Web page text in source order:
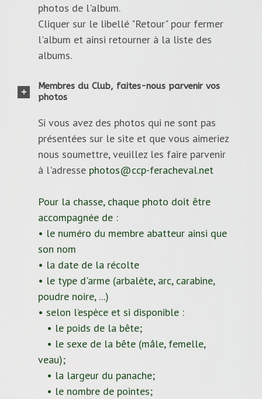
photos de l'album.
Cliquer sur le libellé "Retour" pour fermer
l'album et ainsi retourner à la liste des
albums.
Membres du Club, faites-nous parvenir vos
photos
Si vous avez des photos qui ne sont pas
présentées sur le site et que vous aimeriez
nous soumettre, veuillez les faire parvenir
à l'adresse photos@ccp-feracheval.net
Pour la chasse, chaque photo doit être
accompagnée de :
• le numéro du membre abatteur ainsi que
son nom
• la date de la récolte
• le type d'arme (arbalète, arc, carabine,
poudre noire, ...)
• selon l’espèce et si disponible :
• le poids de la bête;
• le sexe de la bête (mâle, femelle,
veau);
• la largeur du panache;
• le nombre de pointes;